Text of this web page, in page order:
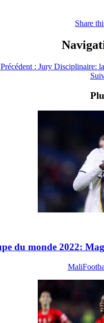
Share
Précédent : Jury Disciplinaire:
du monde 2022: